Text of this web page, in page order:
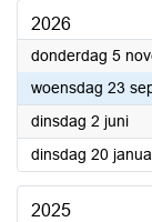
2026
donderdag 5
woensdag 23
dinsdag 2 juni
dinsdag 20
2025